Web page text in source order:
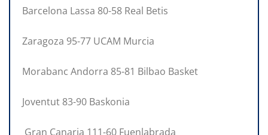
Barcelona Lassa 80-58 Real Betis
Zaragoza 95-77 UCAM Murcia
Morabanc Andorra 85-81 Bilbao Basket
Joventut 83-90 Baskonia
Gran Canaria 111-60 Fuenlabrada